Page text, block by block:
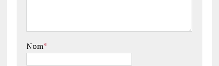
Nom*